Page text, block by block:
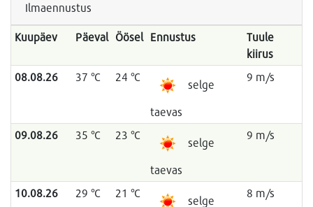
Ilmaennustus
Kuupäev Päeval Öösel Ennustus
Tuule
kiirus
08.08.26
37 °C 24 °C
selge
taevas
9 m/s
09.08.26 35 °C 23 °C
selge
taevas
9 m/s
10.08.26 29 °C 21 °C
selge
8 m/s